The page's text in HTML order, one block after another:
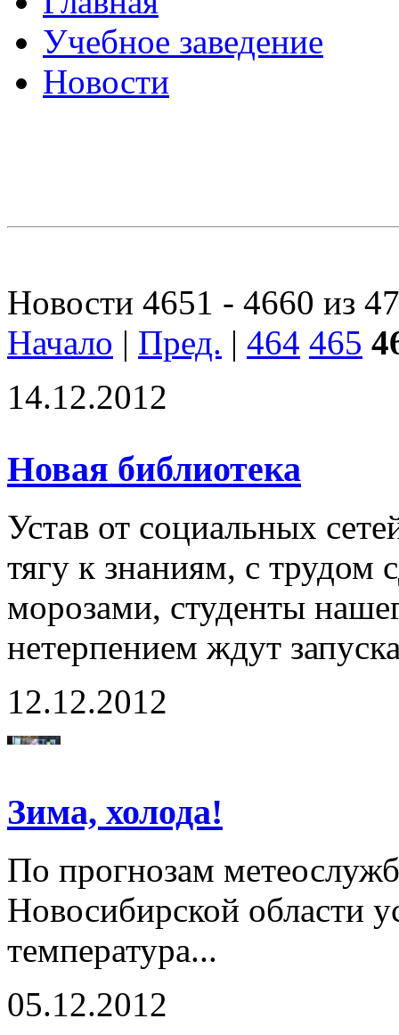
Учебное заведение
Новости
Новости 4651 - 4660 из
Начало | Пред. | 464 465
14.12.2012
Новая библиотека
Устав от социальных
тягу к знаниям, с
морозами, студенты
нетерпением ждут
12.12.2012
Зима, холода!
По прогнозам
Новосибирской области
температура...
05.12.2012